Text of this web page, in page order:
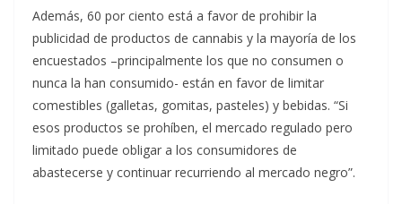
Además, 60 por ciento está a favor de prohibir la
publicidad de productos de cannabis y la mayoría de los
encuestados –principalmente los que no consumen o
nunca la han consumido- están en favor de limitar
comestibles (galletas, gomitas, pasteles) y bebidas. “Si
esos productos se prohíben, el mercado regulado pero
limitado puede obligar a los consumidores de
abastecerse y continuar recurriendo al mercado negro”.